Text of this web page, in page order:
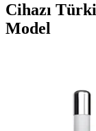
Cihazı
Model